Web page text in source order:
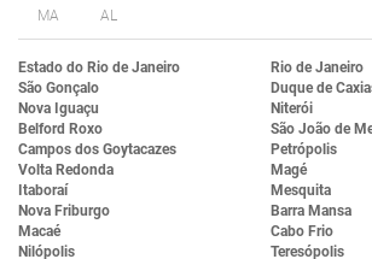
MA AL
Estado do Rio de Janeiro
Rio de Janeiro
São Gonçalo
Duque de
Nova Iguaçu
Niterói
Belford Roxo
São João de
Campos dos Goytacazes
Petrópolis
Volta Redonda
Magé
Itaboraí
Mesquita
Nova Friburgo
Barra Mansa
Macaé
Cabo Frio
Nilópolis
Teresópolis